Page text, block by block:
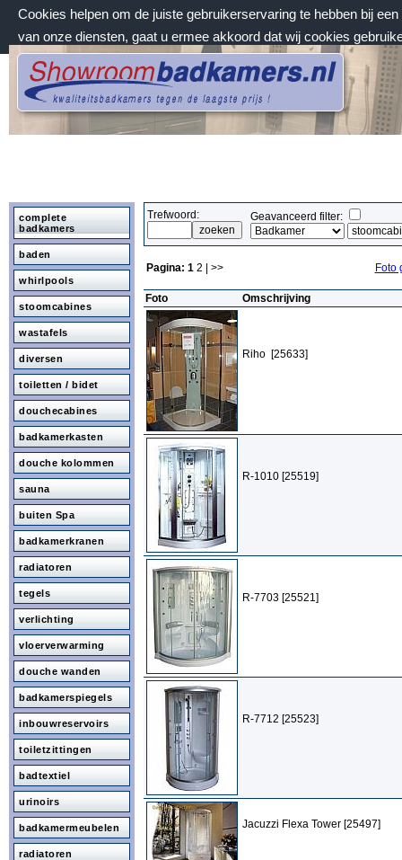
Cookies helpen om de juiste gebruikerservaring te hebben bij
van onze diensten, gaat u ermee akkoord dat wij cookies
zondag 9 augustus 2026, 11:44 uur
Welkom bij Showroombadkamers.nl
complete
badkamers
baden
whirlpools
stoomcabines
wastafels
diversen
toiletten / bidet
douchecabines
badkamerkasten
douche kolommen
sauna
buiten Spa
badkamerkranen
radiatoren
tegels
verlichting
vloerverwarming
douche wanden
badkamerspiegels
inbouwreservoirs
toiletzittingen
badtextiel
urinoirs
badkamermeubelen
radiatoren
Trefwoord: Geavanceerd filter:
Pagina: 1 2 | >> Foto
Foto Omschrijving
Riho [25633]
R-1010 [25519]
R-7703 [25521]
R-7712 [25523]
Jacuzzi Flexa Tower [25497]